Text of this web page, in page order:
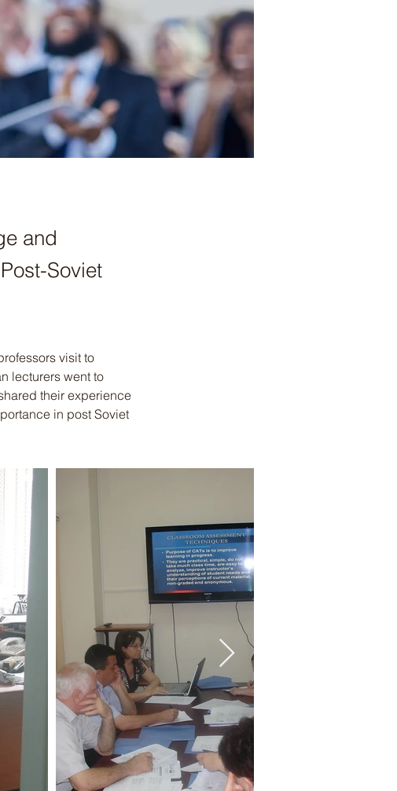
and
Soviet
visit to
lecturers went to
their experience
in post Soviet